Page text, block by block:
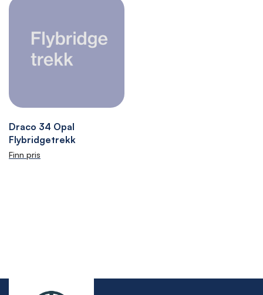
Draco 34 Opal
Flybridgetrekk
Finn pris